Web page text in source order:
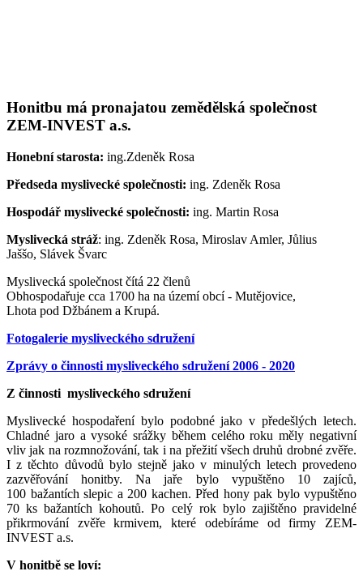
Honitbu má pronajatou zemědělská společnost
ZEM-INVEST a.s.
Honební starosta: ing.Zdeněk Rosa
Předseda myslivecké společnosti: ing. Zdeněk Rosa
Hospodář myslivecké společnosti: ing. Martin Rosa
Myslivecká stráž: ing. Zdeněk Rosa, Miroslav Amler, Jůlius
Jaššo, Slávek Švarc
Myslivecká společnost čítá 22 členů
Obhospodařuje cca 1700 ha na území obcí - Mutějovice,
Lhota pod Džbánem a Krupá.
Fotogalerie mysliveckého sdružení
Zprávy o činnosti mysliveckého sdružení 2006 - 2020
Z činnosti mysliveckého sdružení
Myslivecké hospodaření bylo podobné jako v předešlých letech.
Chladné jaro a vysoké srážky během celého roku měly negativní
vliv jak na rozmnožování, tak i na přežití všech druhů drobné zvěře.
I z těchto důvodů bylo stejně jako v minulých letech provedeno
zazvěřování honitby. Na jaře bylo vypuštěno 10 zajíců,
100 bažantích slepic a 200 kachen. Před hony pak bylo vypuštěno
70 ks bažantích kohoutů. Po celý rok bylo zajištěno pravidelné
přikrmování zvěře krmivem, které odebíráme od firmy ZEM-
INVEST a.s.
V honitbě se loví: